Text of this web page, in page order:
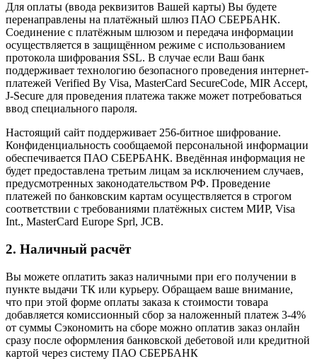
Для оплаты (ввода реквизитов Вашей карты) Вы будете
перенаправлены на платёжный шлюз ПАО СБЕРБАНК.
Соединение с платёжным шлюзом и передача информации
осуществляется в защищённом режиме с использованием
протокола шифрования SSL. В случае если Ваш банк
поддерживает технологию безопасного проведения интернет-
платежей Verified By Visa, MasterCard SecureCode, MIR Accept,
J-Secure для проведения платежа также может потребоваться
ввод специального пароля.
Настоящий сайт поддерживает 256-битное шифрование.
Конфиденциальность сообщаемой персональной информации
обеспечивается ПАО СБЕРБАНК. Введённая информация не
будет предоставлена третьим лицам за исключением случаев,
предусмотренных законодательством РФ. Проведение
платежей по банковским картам осуществляется в строгом
соответствии с требованиями платёжных систем МИР, Visa
Int., MasterCard Europe Sprl, JCB.
2. Наличный расчёт
Вы можете оплатить заказ наличными при его получении в
пункте выдачи ТК или курьеру. Обращаем ваше внимание,
что при этой форме оплаты заказа к стоимости товара
добавляется комиссионный сбор за наложенный платеж 3-4%
от суммы Сэкономить на сборе можно оплатив заказ онлайн
сразу после оформления банковской дебетовой или кредитной
картой через систему ПАО СБЕРБАНК